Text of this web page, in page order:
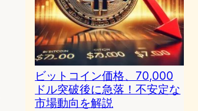
ビットコイン価格、70,000
ドル突破後に急落！不安定な
市場動向を解説